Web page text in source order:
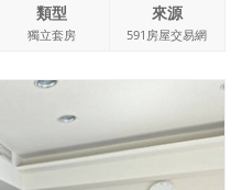
類型
獨立套房
來源
591房屋交易網